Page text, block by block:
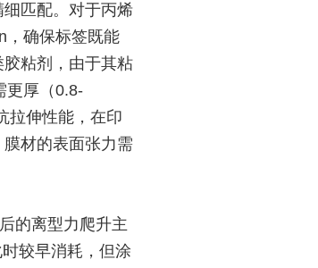
匹配。对于丙烯
，确保标签既能
粘剂，由于其粘
更厚（0.8-
拉伸性能，在印
材的表面张力需
的离型力爬升主
较早消耗，但涂